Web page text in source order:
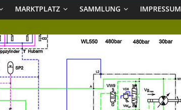
MARKTPLATZ SAMMLUNG IMPRESSUM